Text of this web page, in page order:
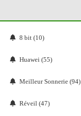
8 bit (10)
Huawei (55)
Meilleur Sonnerie (94)
Réveil (47)